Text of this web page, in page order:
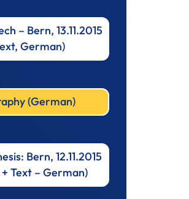
– Bern, 13.11.2015
German)
(German)
Bern, 12.11.2015
Text – German)